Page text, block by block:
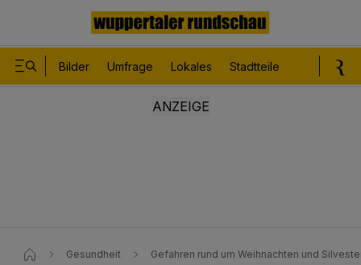
Bilder Umfrage Lokales Stadtteile
Gesundheit Gefahren rund um Weihnachten und